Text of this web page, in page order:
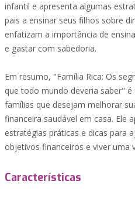
infantil e apresenta algumas
pais a ensinar seus filhos sobre
enfatizam a importância de
e gastar com sabedoria.
Em resumo, "Família Rica: Os
que todo mundo deveria saber"
famílias que desejam melhorar
financeira saudável em casa. Ele
estratégias práticas e dicas para
objetivos financeiros e viver uma
Características